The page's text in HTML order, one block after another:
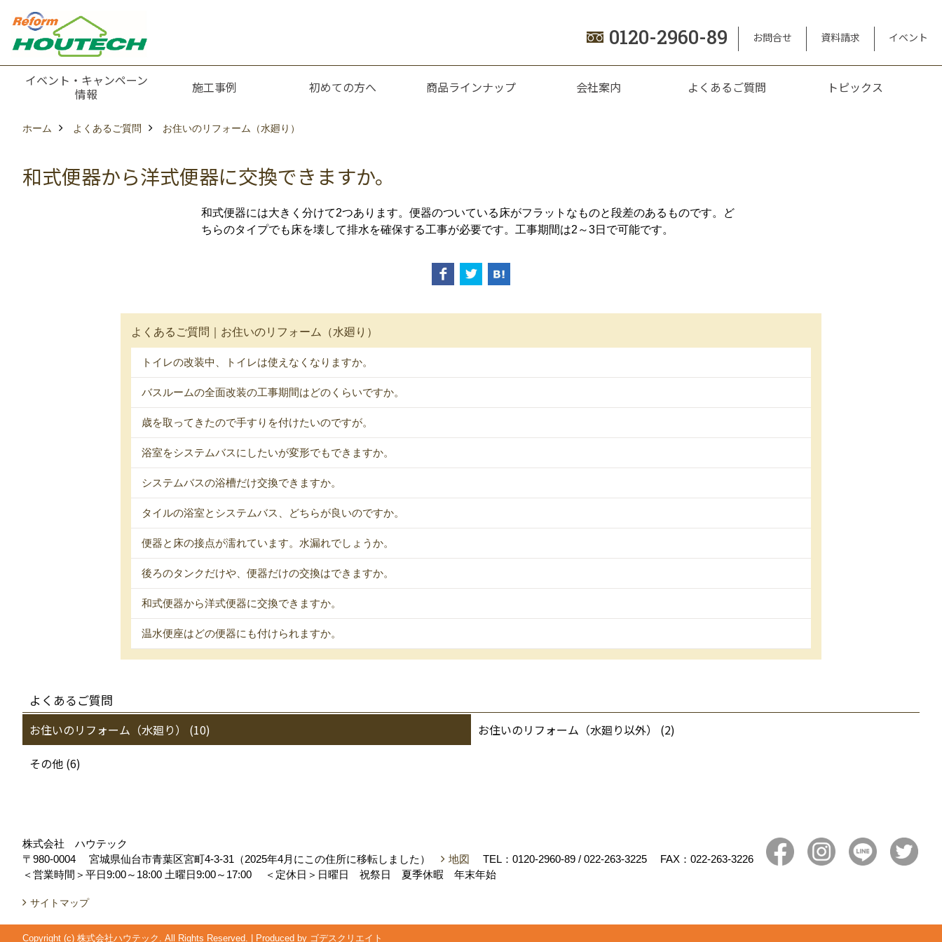
0120-2960-89 お問合せ 資料請求 イベント
イベント・キャンペーン
情報
施工事例 初めての方へ 商品ラインナップ 会社案内 よくあるご質問 トピックス
ホーム よくあるご質問 お住いのリフォーム（水廻り）
和式便器から洋式便器に交換できますか。
和式便器には大きく分けて2つあります。便器のついている床がフラットなものと段差のあるものです。ど
ちらのタイプでも床を壊して排水を確保する工事が必要です。工事期間は2～3日で可能です。
よくあるご質問｜お住いのリフォーム（水廻り）
トイレの改装中、トイレは使えなくなりますか。
バスルームの全面改装の工事期間はどのくらいですか。
歳を取ってきたので手すりを付けたいのですが。
浴室をシステムバスにしたいが変形でもできますか。
システムバスの浴槽だけ交換できますか。
タイルの浴室とシステムバス、どちらが良いのですか。
便器と床の接点が濡れています。水漏れでしょうか。
後ろのタンクだけや、便器だけの交換はできますか。
和式便器から洋式便器に交換できますか。
温水便座はどの便器にも付けられますか。
よくあるご質問
お住いのリフォーム（水廻り） (10)
お住いのリフォーム（水廻り以外） (2)
その他 (6)
株式会社 ハウテック
〒980-0004
宮城県仙台市青葉区宮町4-3-31（2025年4月にこの住所に移転しました） 地図 TEL： 0120-2960-89 / 022-263-3225
FAX：022-263-3226
＜営業時間＞平日9:00～18:00 土曜日9:00～17:00
＜定休日＞日曜日 祝祭日 夏季休暇 年末年始
サイトマップ
Copyright (c) 株式会社ハウテック. All Rights Reserved. | Produced by ゴデスクリエイト